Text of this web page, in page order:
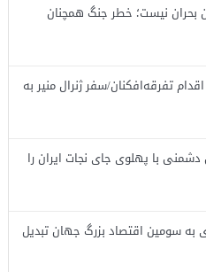
بحران نیست؛ خطر جنگ همچنان
تفرقه‌افکنان/سفر ژنرال منیر به
با پهلوی جای نجات ایران را
به سومین اقتصاد بزرگ جهان تبدیل